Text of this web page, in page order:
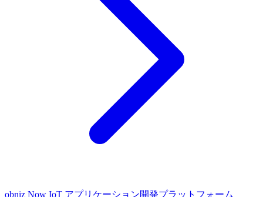
obniz Now IoT アプリケーション開発プラットフォーム